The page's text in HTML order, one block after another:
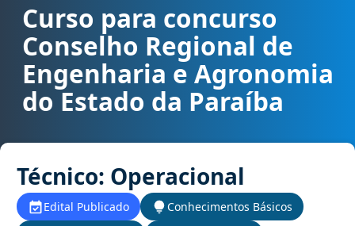
Curso para concurso CREA PB - Conselho Regional de
Curso para concurso
Conselho Regional de
Engenharia e Agronomia
do Estado da Paraíba
Técnico: Operacional
Edital Publicado
Conhecimentos Básicos